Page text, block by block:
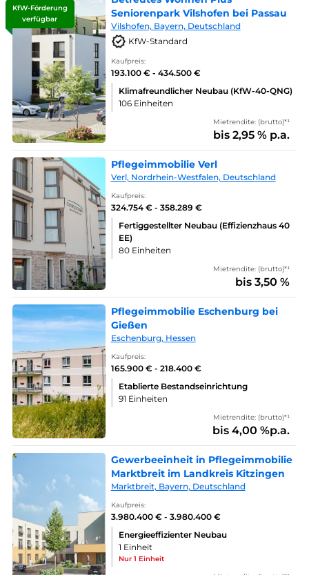
KfW-Förderung
verfügbar
Seniorenpark Vilshofen bei Passau
Vilshofen, Bayern, Deutschland
KfW-Standard
Kaufpreis:
193.100 € - 434.500 €
Klimafreundlicher Neubau (KfW-40-QNG)
106 Einheiten
Mietrendite: (brutto)*¹
bis 2,95 % p.a.
Pflegeimmobilie Verl
Verl, Nordrhein-Westfalen, Deutschland
Kaufpreis:
324.754 € - 358.289 €
Fertiggestellter Neubau (Effizienzhaus 40
EE)
80 Einheiten
Mietrendite: (brutto)*¹
bis 3,50 %
Pflegeimmobilie Eschenburg bei
Gießen
Eschenburg, Hessen
Kaufpreis:
165.900 € - 218.400 €
Etablierte Bestandseinrichtung
91 Einheiten
Mietrendite: (brutto)*¹
bis 4,00 %p.a.
Gewerbeeinheit in Pflegeimmobilie
Marktbreit im Landkreis Kitzingen
Marktbreit, Bayern, Deutschland
Kaufpreis:
3.980.400 € - 3.980.400 €
Energieeffizienter Neubau
1 Einheit
Nur 1 Einheit